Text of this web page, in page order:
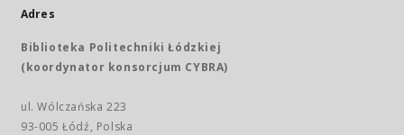
Adres
Biblioteka Politechniki Łódzkiej
(koordynator konsorcjum CYBRA)
ul. Wólczańska 223
93-005 Łódź, Polska